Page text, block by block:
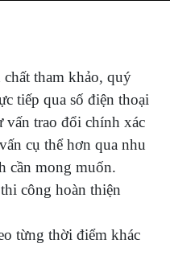
tham khảo, quý
tiếp qua số điện thoại
vấn trao đổi chính xác
cụ thể hơn qua nhu
cần mong muốn.
công hoàn thiện
từng thời điểm khác